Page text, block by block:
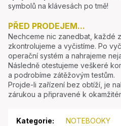
symbolů na klávesách po tmě!
PŘED PRODEJEM...
Nechceme nic zanedbat, každé
zkontrolujeme a vyčistíme. Po
operační systém a nahrajeme
Následně otestujeme veškeré
a podrobíme zátěžovým testům.
Projde-li zařízení bez obtíží, je
zárukou a připravené k
Kategorie: NOTEBOOKY